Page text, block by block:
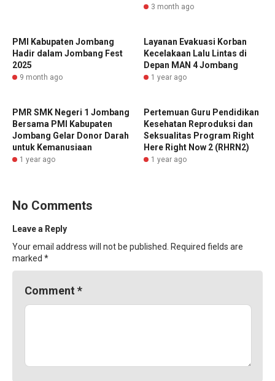
3 month ago
PMI Kabupaten Jombang
Hadir dalam Jombang Fest
2025
9 month ago
Layanan Evakuasi Korban
Kecelakaan Lalu Lintas di
Depan MAN 4 Jombang
1 year ago
PMR SMK Negeri 1 Jombang
Bersama PMI Kabupaten
Jombang Gelar Donor Darah
untuk Kemanusiaan
1 year ago
Pertemuan Guru Pendidikan
Kesehatan Reproduksi dan
Seksualitas Program Right
Here Right Now 2 (RHRN2)
1 year ago
No Comments
Leave a Reply
Your email address will not be published.
Required fields are
marked *
Comment *